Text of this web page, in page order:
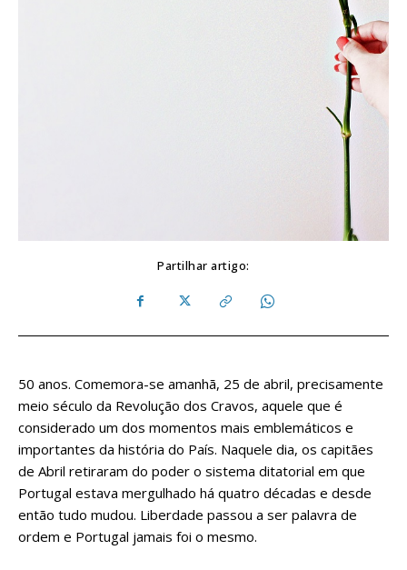
Partilhar artigo:
50 anos. Comemora-se amanhã, 25 de abril, precisamente
meio século da Revolução dos Cravos, aquele que é
considerado um dos momentos mais emblemáticos e
importantes da história do País. Naquele dia, os capitães
de Abril retiraram do poder o sistema ditatorial em que
Portugal estava mergulhado há quatro décadas e desde
então tudo mudou. Liberdade passou a ser palavra de
ordem e Portugal jamais foi o mesmo.